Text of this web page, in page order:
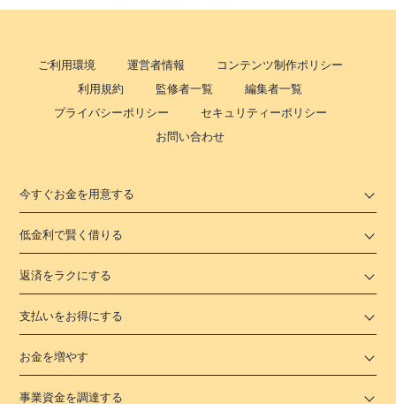
ご利用環境 運営者情報
コンテンツ制作ポリシー
利用規約
監修者一覧
編集者一覧
プライバシーポリシー
セキュリティーポリシー
お問い合わせ
今すぐお金を用意する
低金利で賢く借りる
返済をラクにする
支払いをお得にする
お金を増やす
事業資金を調達する